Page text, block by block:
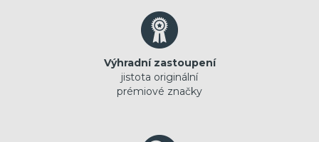
Výhradní zastoupení
jistota originální
prémiové značky